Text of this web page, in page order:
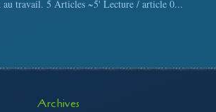
travail. 5 Articles ~5' Lecture / article 0...
Archives